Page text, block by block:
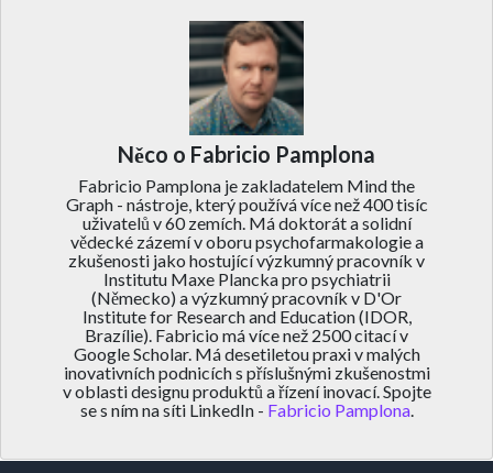
Něco o Fabricio Pamplona
Fabricio Pamplona je zakladatelem Mind the
Graph - nástroje, který používá více než 400 tisíc
uživatelů v 60 zemích. Má doktorát a solidní
vědecké zázemí v oboru psychofarmakologie a
zkušenosti jako hostující výzkumný pracovník v
Institutu Maxe Plancka pro psychiatrii
(Německo) a výzkumný pracovník v D'Or
Institute for Research and Education (IDOR,
Brazílie). Fabricio má více než 2500 citací v
Google Scholar. Má desetiletou praxi v malých
inovativních podnicích s příslušnými zkušenostmi
v oblasti designu produktů a řízení inovací. Spojte
se s ním na síti LinkedIn - Fabricio Pamplona.